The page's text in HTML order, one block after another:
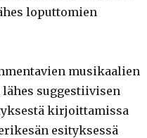
loputtomien
musikaalien
suggestiivisen
kirjoittamissa
esityksessä